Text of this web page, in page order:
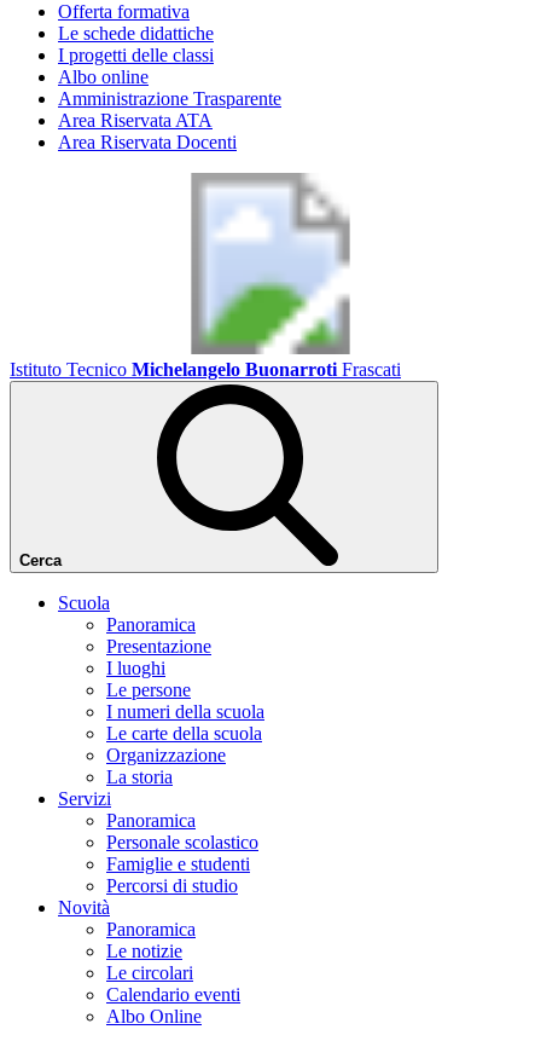
Offerta formativa
Le schede didattiche
I progetti delle classi
Albo online
Amministrazione Trasparente
Area Riservata ATA
Area Riservata Docenti
Istituto Tecnico Michelangelo Buonarroti Frascati
Cerca
Scuola
Panoramica
Presentazione
I luoghi
Le persone
I numeri della scuola
Le carte della scuola
Organizzazione
La storia
Servizi
Panoramica
Personale scolastico
Famiglie e studenti
Percorsi di studio
Novità
Panoramica
Le notizie
Le circolari
Calendario eventi
Albo Online